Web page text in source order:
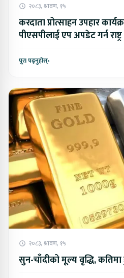
२०८३, श्रावण, १५
करदाता प्रोत्साहन उपहार
पीएसपीलाई एप अपडेट गर्न
पूरा पढ्नुहोस्›
२०८३, श्रावण, १५
सुन-चाँदीको मूल्य वृद्धि, कतिमा